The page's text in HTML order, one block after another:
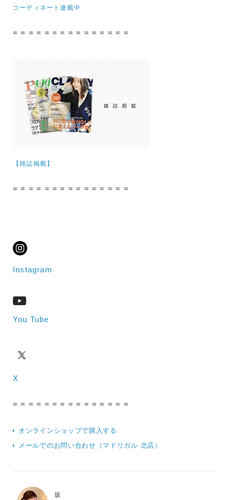
コーディネート連載中
= = = = = = = = = = = = = = =
【雑誌掲載】
= = = = = = = = = = = = = = =
Instagram
You Tube
X
= = = = = = = = = = = = = = =
オンラインショップで購入する
メールでのお問い合わせ（マドリガル 北店）
坂